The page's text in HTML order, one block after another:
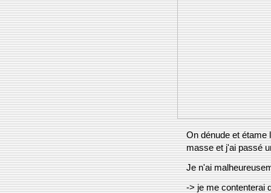
On dénude et étame
masse et j'ai passé
Je n'ai
-> je me contenterai